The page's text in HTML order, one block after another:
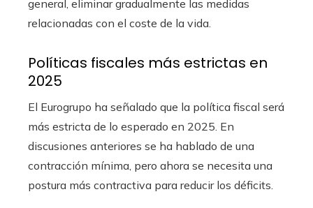
general, eliminar gradualmente las medidas
relacionadas con el coste de la vida.
Políticas fiscales más estrictas en
2025
El Eurogrupo ha señalado que la política fiscal será
más estricta de lo esperado en 2025. En
discusiones anteriores se ha hablado de una
contracción mínima, pero ahora se necesita una
postura más contractiva para reducir los déficits.